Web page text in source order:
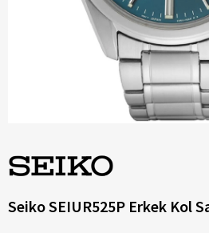
Seiko SEIUR525P Erkek Kol